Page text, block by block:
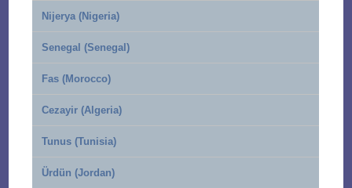
Nijerya (Nigeria)
Senegal (Senegal)
Fas (Morocco)
Cezayir (Algeria)
Tunus (Tunisia)
Ürdün (Jordan)